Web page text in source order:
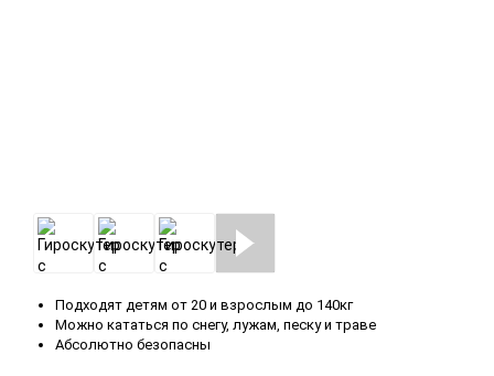
Подходят детям от 20 и взрослым до 140кг
Можно кататься по снегу, лужам, песку и траве
Абсолютно безопасны